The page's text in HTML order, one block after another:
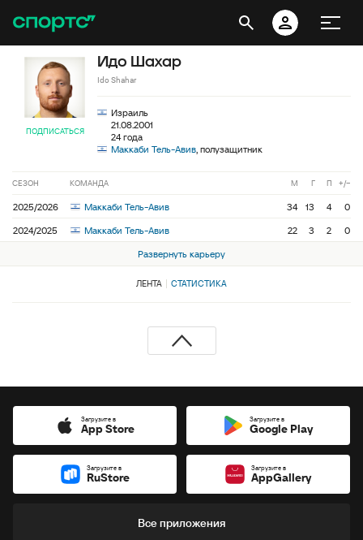
ПОДПИСАТЬСЯ
Идо Шахар
Ido Shahar
Израиль
21.08.2001
24 года
Маккаби Тель-Авив, полузащитник
СЕЗОН КОМАНДА М Г П +/−
2025/2026 Маккаби Тель-Авив 34 13 4
0
2024/2025
Маккаби Тель-Авив 22 3 2
0
Развернуть карьеру
ЛЕНТА СТАТИСТИКА
Загрузите в
App Store
Загрузите в
Google Play
Загрузите в
RuStore
Загрузите в
AppGallery
Все приложения